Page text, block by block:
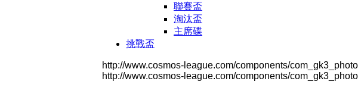
聯賽盃
淘汰盃
主席碟
挑戰盃
http://www.cosmos-league.com/components/
http://www.cosmos-league.com/components/